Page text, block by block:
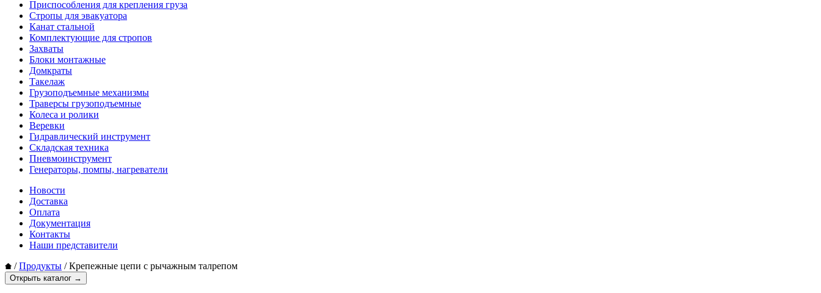
Приспособления для крепления груза
Стропы для эвакуатора
Канат стальной
Комплектующие для стропов
Захваты
Блоки монтажные
Домкраты
Такелаж
Грузоподъемные механизмы
Траверсы грузоподъемные
Колеса и ролики
Веревки
Гидравлический инструмент
Складская техника
Пневмоинструмент
Генераторы, помпы, нагреватели
Новости
Доставка
Оплата
Документация
Контакты
Наши представители
/Продукты /Крепежные цепи с рычажным талрепом
Открыть каталог →